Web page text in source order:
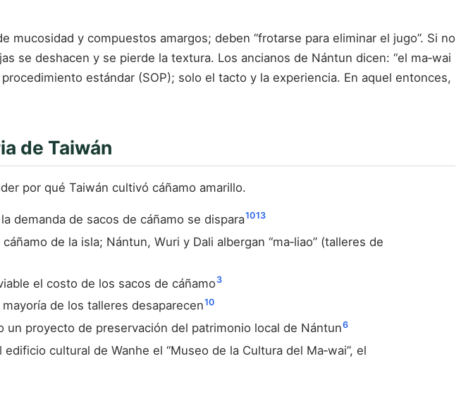
y compuestos amargos; deben “frotarse para eliminar el jugo”. Si no
se deshacen y se pierde la textura. Los ancianos de Nántun dicen: “el ma‑wai
estándar (SOP); solo el tacto y la experiencia. En aquel entonces,
de Taiwán
por qué Taiwán cultivó cáñamo amarillo.
demanda de sacos de cáñamo se dispara1013
de la isla; Nántun, Wuri y Dali albergan “ma‑liao” (talleres de
el costo de los sacos de cáñamo3
de los talleres desaparecen10
un proyecto de preservación del patrimonio local de Nántun6
cultural de Wanhe el “Museo de la Cultura del Ma‑wai”, el